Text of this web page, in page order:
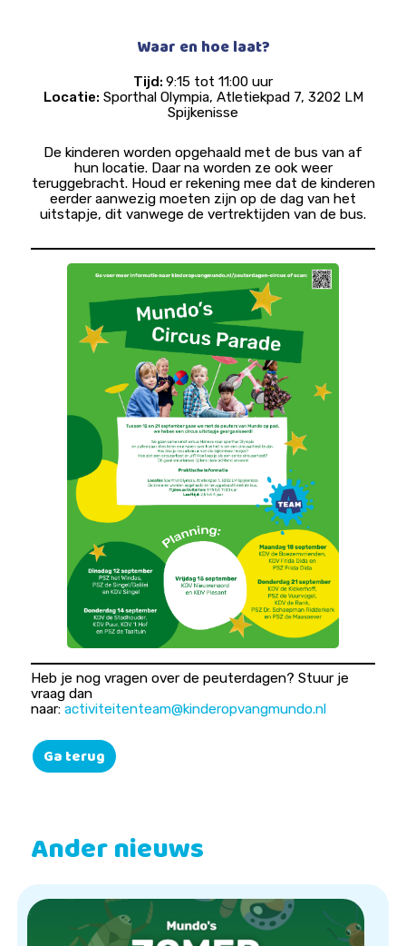
Waar en hoe laat?
Tijd: 9:15 tot 11:00 uur
Locatie: Sporthal Olympia, Atletiekpad 7, 3202 LM
Spijkenisse
De kinderen worden opgehaald met de bus van af
hun locatie. Daar na worden ze ook weer
teruggebracht. Houd er rekening mee dat de kinderen
eerder aanwezig moeten zijn op de dag van het
uitstapje, dit vanwege de vertrektijden van de bus.
Heb je nog vragen over de peuterdagen? Stuur je
vraag dan
naar: activiteitenteam@kinderopvangmundo.nl
Ga terug
Ander nieuws